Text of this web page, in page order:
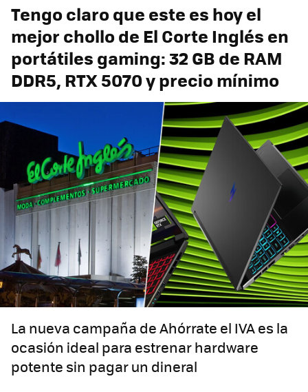
Tengo claro que este es hoy el
mejor chollo de El Corte Inglés en
portátiles gaming: 32 GB de RAM
DDR5, RTX 5070 y precio mínimo
La nueva campaña de Ahórrate el IVA es la
ocasión ideal para estrenar hardware
potente sin pagar un dineral